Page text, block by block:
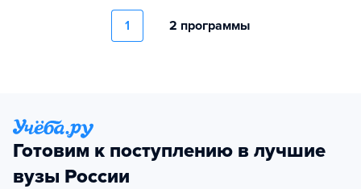
1 2 программы
Готовим к поступлению в лучшие
вузы России